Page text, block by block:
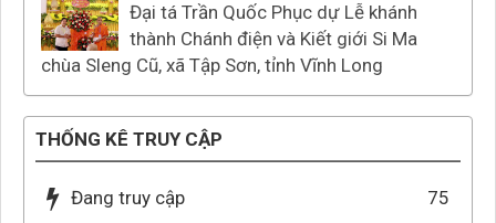
Đại tá Trần Quốc Phục dự Lễ khánh
thành Chánh điện và Kiết giới Si Ma
chùa Sleng Cũ, xã Tập Sơn, tỉnh Vĩnh Long
THỐNG KÊ TRUY CẬP
Đang truy cập
75